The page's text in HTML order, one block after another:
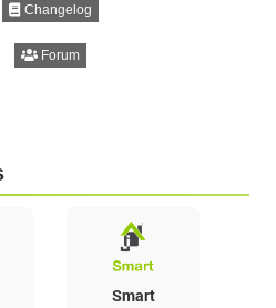
Changelog
Forum
Smart